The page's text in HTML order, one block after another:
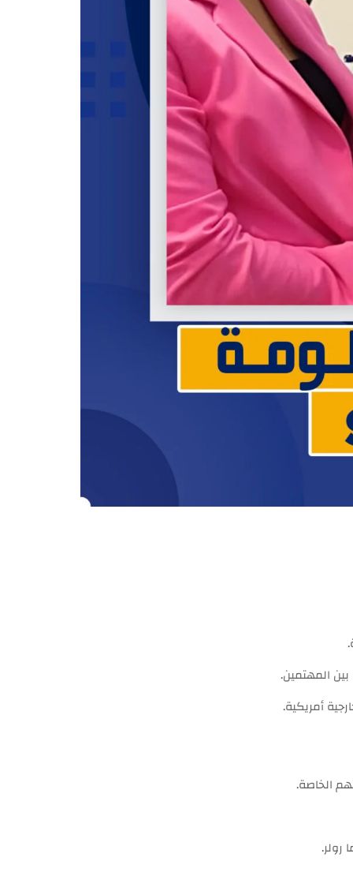
المهتمين.
أمريكية.
الخاصة.
رولر.